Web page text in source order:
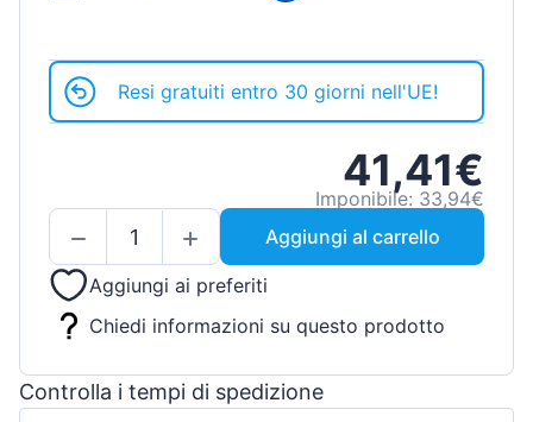
Resi gratuiti entro 30 giorni nell'UE!
41,41€
Imponibile: 33,94€
Aggiungi al carrello
Aggiungi ai preferiti
Chiedi informazioni su questo prodotto
Controlla i tempi di spedizione